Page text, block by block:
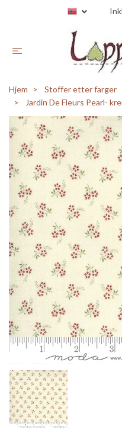
Hjem Stoffer etter farger
Jardin De Fleurs Pearl-